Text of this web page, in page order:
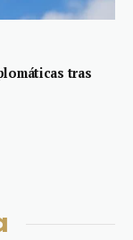
tras